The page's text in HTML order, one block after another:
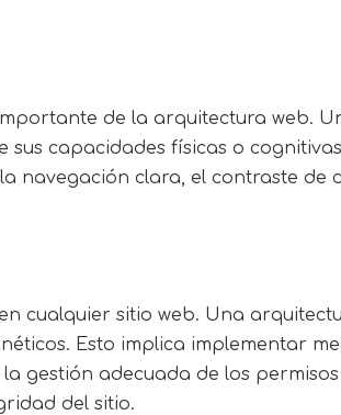
de la arquitectura web.
sus capacidades físicas o
navegación clara, el contraste
cualquier sitio web. Una
Esto implica implementar
gestión adecuada de los
del sitio.